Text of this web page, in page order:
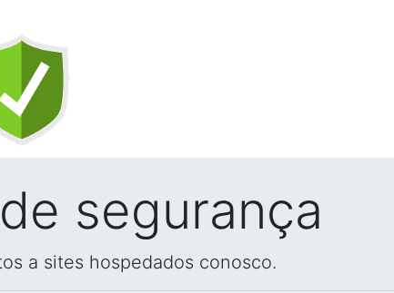
segurança
a sites hospedados conosco.